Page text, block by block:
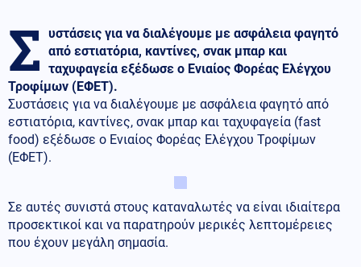
Σ υστάσεις για να διαλέγουμε με ασφάλεια φαγητό
από εστιατόρια, καντίνες, σνακ μπαρ και
ταχυφαγεία εξέδωσε ο Ενιαίος Φορέας Ελέγχου
Τροφίμων (ΕΦΕΤ).
Συστάσεις για να διαλέγουμε με ασφάλεια φαγητό από
εστιατόρια, καντίνες, σνακ μπαρ και ταχυφαγεία (fast
food) εξέδωσε ο Ενιαίος Φορέας Ελέγχου Τροφίμων
(ΕΦΕΤ).
Σε αυτές συνιστά στους καταναλωτές να είναι ιδιαίτερα
προσεκτικοί και να παρατηρούν μερικές λεπτομέρειες
που έχουν μεγάλη σημασία.